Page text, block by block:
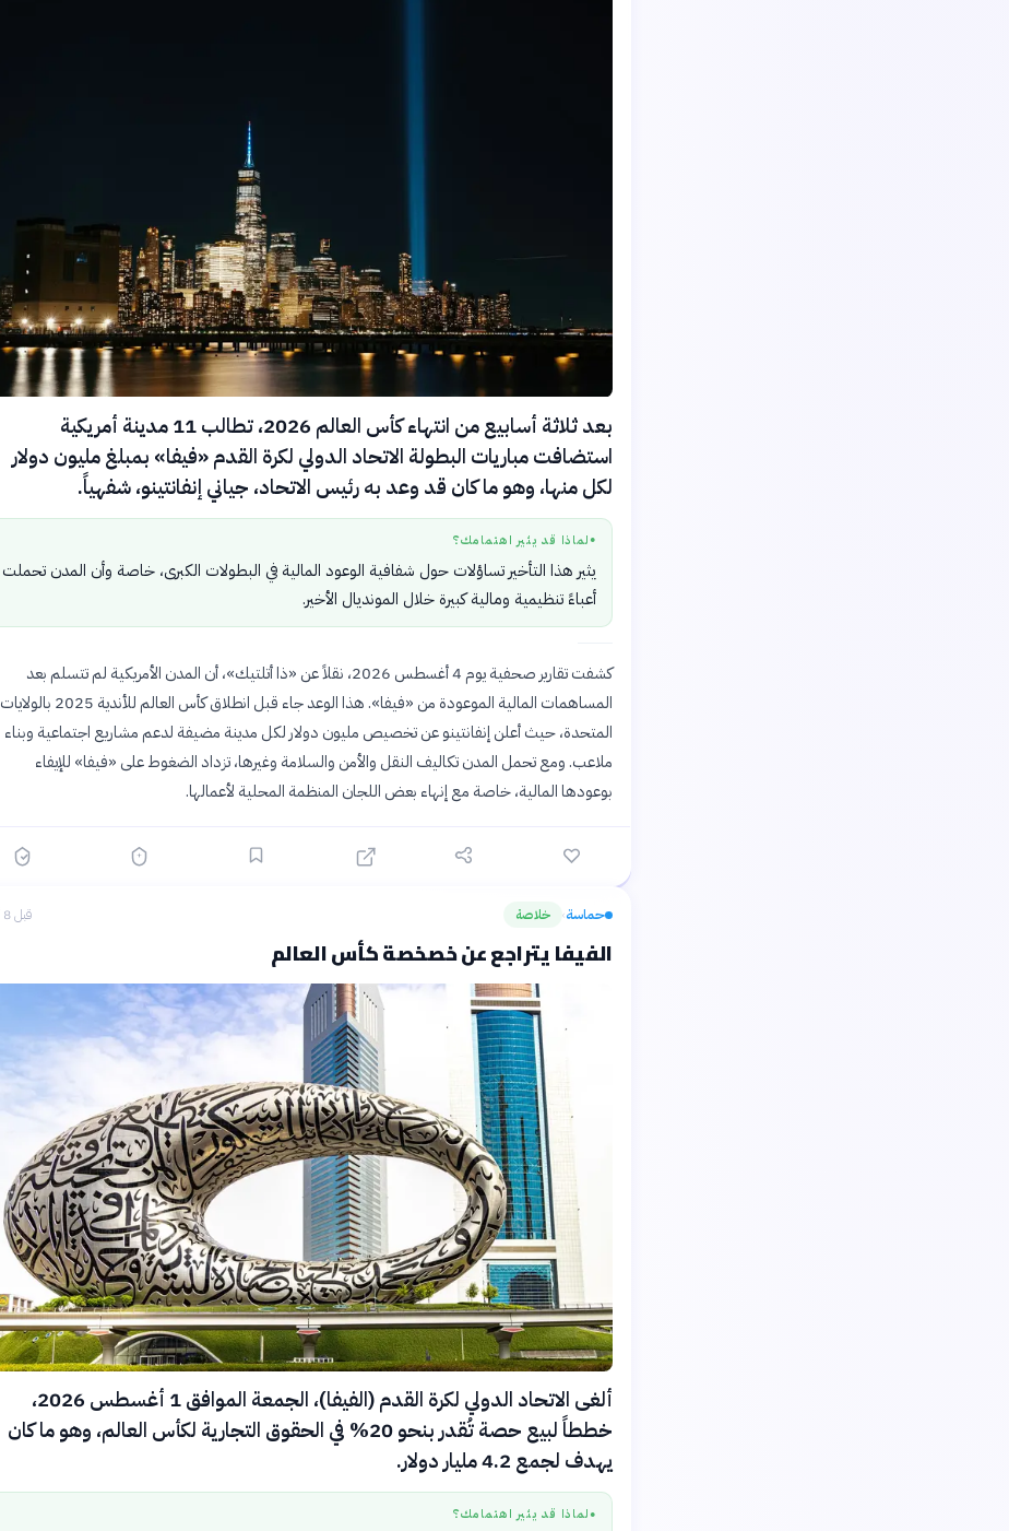
بعد ثلاثة أسابيع من انتهاء كأس العالم 2026، تطالب 11 مدينة أمريكية
استضافت مباريات البطولة الاتحاد الدولي لكرة القدم «فيفا» بمبلغ مليون دولار
لكل منها، وهو ما كان قد وعد به رئيس الاتحاد، جياني إنفانتينو، شفهياً.
● لماذا قد يثير اهتمامك؟
يثير هذا التأخير تساؤلات حول شفافية الوعود المالية في البطولات الكبرى، خاصة وأن المدن تحملت
أعباءً تنظيمية ومالية كبيرة خلال المونديال الأخير.
كشفت تقارير صحفية يوم 4 أغسطس 2026، نقلاً عن «ذا أتلتيك»، أن المدن الأمريكية لم تتسلم بعد
المساهمات المالية الموعودة من «فيفا». هذا الوعد جاء قبل انطلاق كأس العالم للأندية 2025 بالولايات
المتحدة، حيث أعلن إنفانتينو عن تخصيص مليون دولار لكل مدينة مضيفة لدعم مشاريع اجتماعية وبناء
ملاعب. ومع تحمل المدن تكاليف النقل والأمن والسلامة وغيرها، تزداد الضغوط على «فيفا» للإيفاء
بوعودها المالية، خاصة مع إنهاء بعض اللجان المنظمة المحلية لأعمالها.
حماسة› خلاصة قبل 8 أيام
الفيفا يتراجع عن خصخصة كأس العالم
ألغى الاتحاد الدولي لكرة القدم (الفيفا)، الجمعة الموافق 1 أغسطس 2026،
خططاً لبيع حصة تُقدر بنحو 20% في الحقوق التجارية لكأس العالم، وهو ما كان
يهدف لجمع 4.2 مليار دولار.
● لماذا قد يثير اهتمامك؟